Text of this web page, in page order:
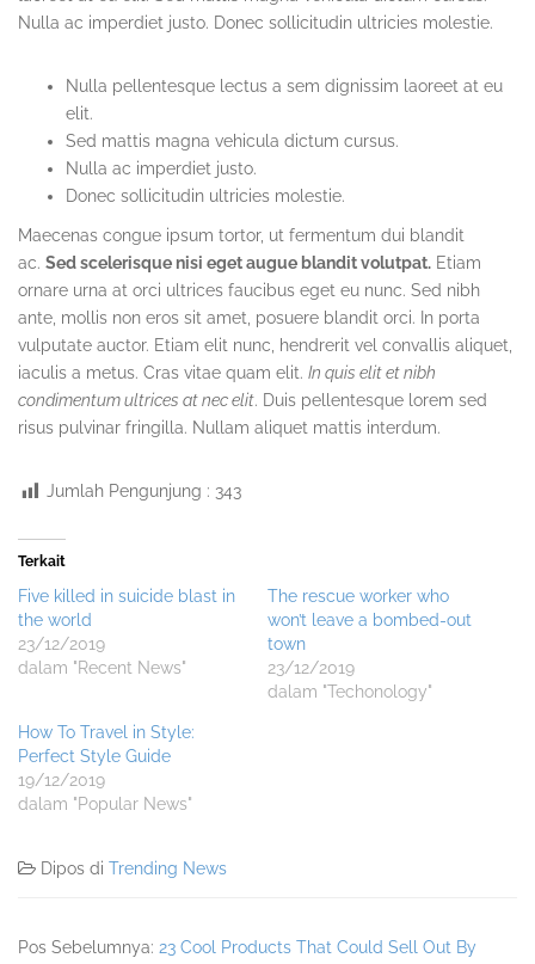
Nulla ac imperdiet justo. Donec sollicitudin ultricies molestie.
Nulla pellentesque lectus a sem dignissim laoreet at eu
elit.
Sed mattis magna vehicula dictum cursus.
Nulla ac imperdiet justo.
Donec sollicitudin ultricies molestie.
Maecenas congue ipsum tortor, ut fermentum dui blandit
ac. Sed scelerisque nisi eget augue blandit volutpat. Etiam
ornare urna at orci ultrices faucibus eget eu nunc. Sed nibh
ante, mollis non eros sit amet, posuere blandit orci. In porta
vulputate auctor. Etiam elit nunc, hendrerit vel convallis aliquet,
iaculis a metus. Cras vitae quam elit. In quis elit et nibh
condimentum ultrices at nec elit. Duis pellentesque lorem sed
risus pulvinar fringilla. Nullam aliquet mattis interdum.
Jumlah Pengunjung : 343
Terkait
Five killed in suicide blast in
the world
23/12/2019
dalam "Recent News"
The rescue worker who
won’t leave a bombed-out
town
23/12/2019
dalam "Techonology"
How To Travel in Style:
Perfect Style Guide
19/12/2019
dalam "Popular News"
Dipos di Trending News
Pos Sebelumnya: 23 Cool Products That Could Sell Out By